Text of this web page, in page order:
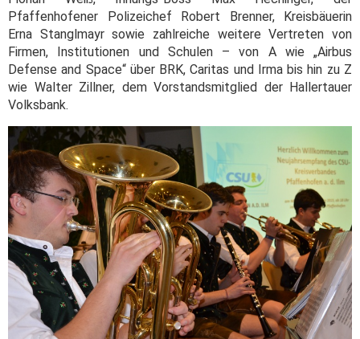
Pfaffenhofener Polizeichef Robert Brenner, Kreisbäuerin
Erna Stanglmayr sowie zahlreiche weitere Vertreten von
Firmen, Institutionen und Schulen – von A wie „Airbus
Defense and Space“ über BRK, Caritas und Irma bis hin zu Z
wie Walter Zillner, dem Vorstandsmitglied der Hallertauer
Volksbank.